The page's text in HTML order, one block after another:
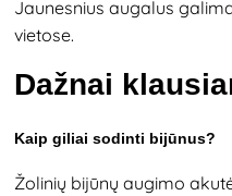
Jaunesnius augalus
vietose.
Dažnai
Kaip giliai sodinti bijūnus?
Žolinių bijūnų augimo